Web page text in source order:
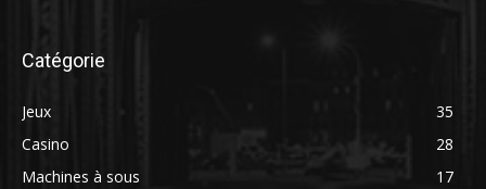
Catégorie
Jeux
35
Casino
28
Machines à sous
17